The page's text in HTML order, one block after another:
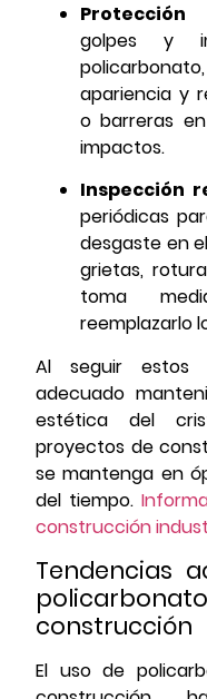
golpes y
apariencia y
o barreras
impactos.
Inspección
periódicas
desgaste en
grietas,
toma
reemplazarlo
Al seguir estos
adecuado
estética del
proyectos de
se mantenga en
del tiempo.
construcción
Tendencias
construcción
El uso de